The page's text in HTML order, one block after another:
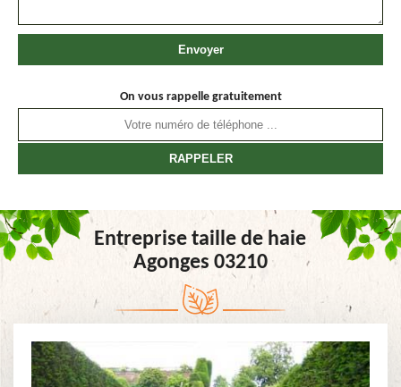
On vous rappelle gratuitement
Entreprise taille de haie
Agonges 03210